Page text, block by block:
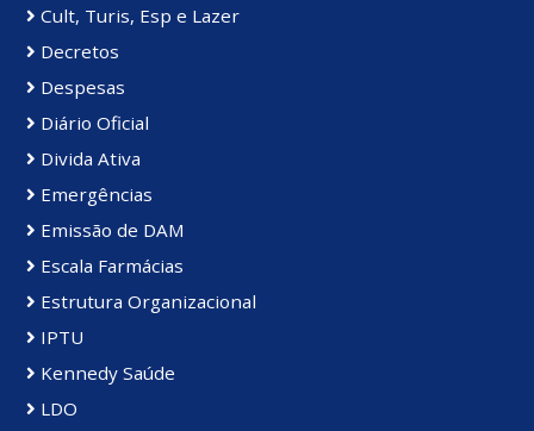
Cult, Turis, Esp e Lazer
Decretos
Despesas
Diário Oficial
Divida Ativa
Emergências
Emissão de DAM
Escala Farmácias
Estrutura Organizacional
IPTU
Kennedy Saúde
LDO